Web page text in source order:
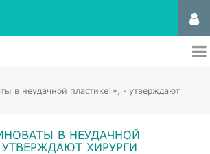
в неудачной пластике!», - утверждают
В НЕУДАЧНОЙ
ХИРУРГИ